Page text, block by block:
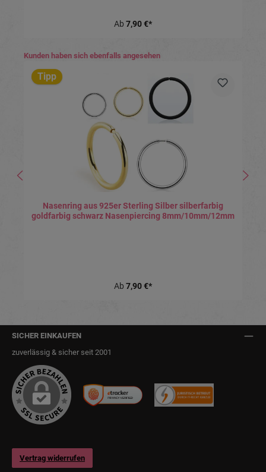
Ab 7,90 €*
Produktgalerie überspringen
Kunden haben sich ebenfalls angesehen
Tipp
Nasenring aus 925er Sterling Silber silberfarbig
goldfarbig schwarz Nasenpiercing 8mm/10mm/12mm
Ab 7,90 €*
SICHER EINKAUFEN
zuverlässig & sicher seit 2001
Vertrag widerrufen